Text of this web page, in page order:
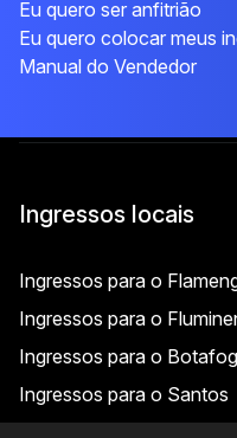
Eu quero ser anfitrião
Eu quero colocar meus
Manual do Vendedor
Ingressos locais
Ingressos para o
Ingressos para o
Ingressos para o
Ingressos para o Santos